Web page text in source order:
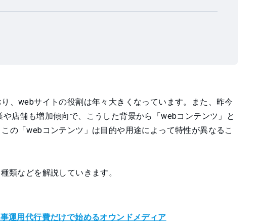
、webサイトの役割は年々大きくなっています。また、昨今
店舗も増加傾向で、こうした背景から「webコンテンツ」と
の「webコンテンツ」は目的や用途によって特性が異なるこ
類などを解説していきます。
運用代行費だけで始めるオウンドメディア